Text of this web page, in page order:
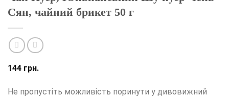
Сян, чайний брикет 50 г
144 грн.
Не пропустіть можливість поринути у дивовижний